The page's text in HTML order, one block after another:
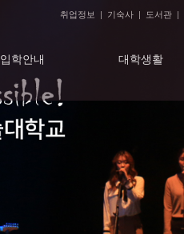
취업정보 | 기숙사 | 도서관 |
입학안내 대학생활